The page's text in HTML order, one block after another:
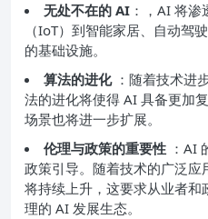
无处不在的 AI ：，AI 将
（IoT）到智能家居、自动驾
的基础设施。
算法的进化 ：随着技术进
法的进化将使得 AI 具备更加
场景也将进一步扩展。
伦理与政策的重要性 ：AI
政策引导。随着技术的广泛
将持续上升，这要求从业者
理的 AI 发展生态。